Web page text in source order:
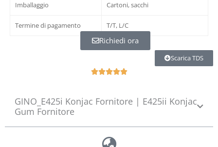
Imballaggio Cartoni, sacchi
Termine di pagamento T/T, L/C
Richiedi ora
Scarica TDS
5
ち
GINO_E425i Konjac Fornitore | E425ii Konjac
Gum Fornitore